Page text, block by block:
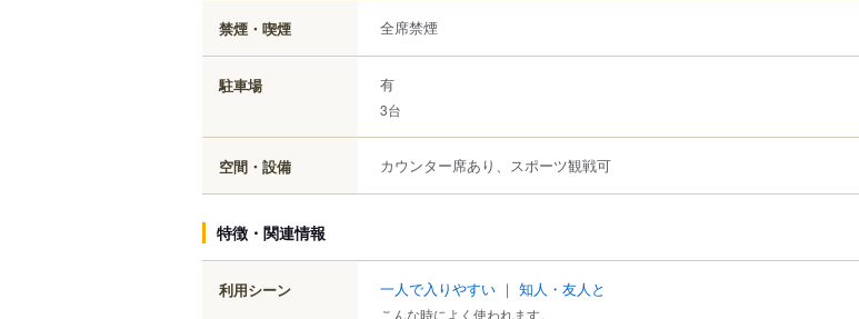
禁煙・喫煙 全席禁煙
駐車場 有
3台
空間・設備 カウンター席あり、スポーツ観戦可
特徴・関連情報
利用シーン 一人で入りやすい ｜ 知人・友人と
こんな時によく使われます。